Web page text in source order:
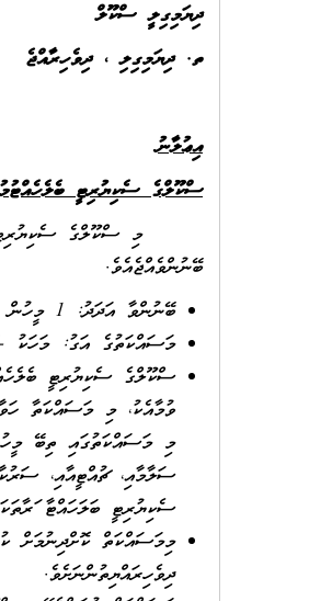
ދިޔަމިގިލީ ސްކޫލް
ތ. ދިޔަމިގިލި ، ދިވެހިރާއްޖެ
އިޢުލާނު
ސްކޫލްގެ ސެކިޔުރިޓީ
ބޭނުންވެއްޖެއެވެ.
ބޭނުންވާ އަދަދު: 1 މީހުން
މަސައްކަތުގެ އަގު: މަހަކު -/5000 (ފަސްހާސް)
ސްކޫލްގެ ސެކިޔުރިޓީ
މި މަސައްކަތުގައި ތިބޭ
ސަލާމާއި، ޗުއްޓީއާއި،
ސެކިޔުރިޓީ ބަލަހައްޓާ
ދިވެހިރައްޔިތުންނަށެވެ.